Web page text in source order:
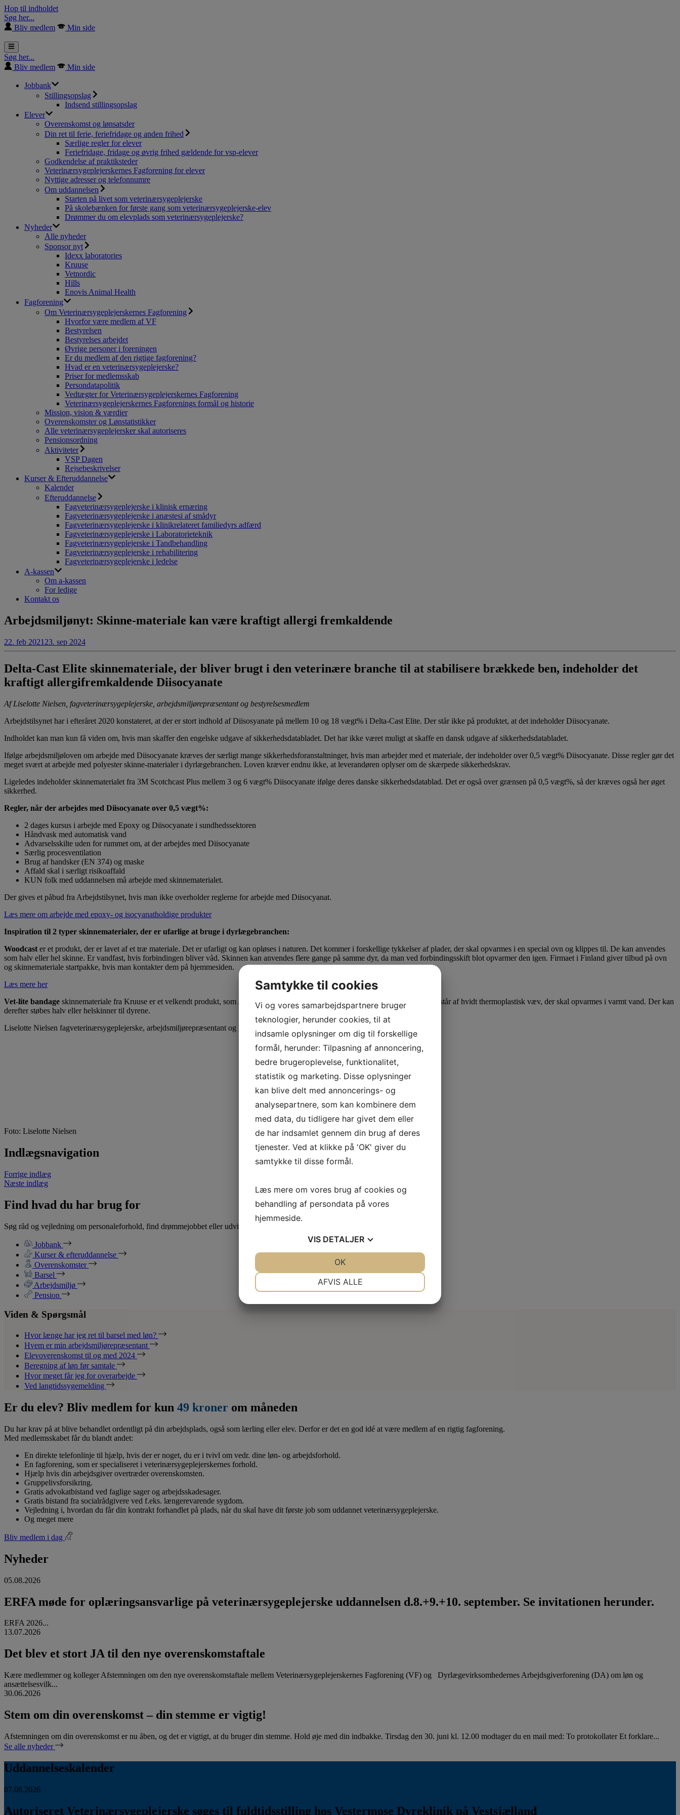
Hop til indholdet
Søg her...
Bliv medlem
Min side
Søg her...
Bliv medlem
Min side
Jobbank
Stillingsopslag
Indsend stillingsopslag
Elever
Overenskomst og lønsatsder
Din ret til ferie, feriefridage og anden frihed
Særlige regler for elever
Feriefridage, fridage og øvrig frihed gældende for vsp-elever
Godkendelse af praktiksteder
Veterinærsygeplejerskernes Fagforening for elever
Nyttige adresser og telefonnumre
Om uddannelsen
Starten på livet som veterinærsygeplejerske
På skolebænken for første gang som veterinærsygeplejerske-elev
Drømmer du om elevplads som veterinærsygeplejerske?
Nyheder
Alle nyheder
Sponsor nyt
Idexx laboratories
Kruuse
Vetnordic
Hills
Enovis Animal Health
Fagforening
Om Veterinærsygeplejerskernes Fagforening
Hvorfor være medlem af VF
Bestyrelsen
Bestyrelses arbejdet
Øvrige personer i foreningen
Er du medlem af den rigtige fagforening?
Hvad er en veterinærsygeplejerske?
Priser for medlemsskab
Persondatapolitik
Vedtægter for Veterinærsygeplejerskernes Fagforening
Veterinærsygeplejerskernes Fagforenings formål og historie
Mission, vision & værdier
Overenskomster og Lønstatistikker
Alle veterinærsygeplejersker skal autoriseres
Pensionsordning
Aktiviteter
VSP Dagen
Rejsebeskrivelser
Kurser & Efteruddannelse
Kalender
Efteruddannelse
Fagveterinærsygeplejerske i klinisk ernæring
Fagveterinærsygeplejerske i anæstesi af smådyr
Fagveterinærsygeplejerske i klinikrelateret familiedyrs adfærd
Fagveterinærsygeplejerske i Laboratorieteknik
Fagveterinærsygeplejerske i Tandbehandling
Fagveterinærsygeplejerske i rehabilitering
Fagveterinærsygeplejerske i ledelse
A-kassen
Om a-kassen
For ledige
Kontakt os
Arbejdsmiljønyt: Skinne-materiale kan være kraftigt allergi fremkaldende
22. feb 2021 23. sep 2024
Delta-Cast Elite skinnemateriale, der bliver brugt i den veterinære branche til at stabilisere brækkede ben, indeholder det
kraftigt allergifremkaldende Diisocyanate
Af Liselotte Nielsen, fagveterinærsygeplejerske, arbejdsmiljørepræsentant og bestyrelsesmedlem
Arbejdstilsynet har i efteråret 2020 konstateret, at der er stort indhold af Diisosyanate på mellem 10 og 18 vægt% i Delta-Cast Elite. Der står ikke på produktet, at det indeholder Diisocyanate.
Indholdet kan man kun få viden om, hvis man skaffer den engelske udgave af sikkerhedsdatabladet. Det har ikke været muligt at skaffe en dansk udgave af sikkerhedsdatabladet.
Ifølge arbejdsmiljøloven om arbejde med Diisocyanate kræves der særligt mange sikkerhedsforanstaltninger, hvis man arbejder med et materiale, der indeholder over 0,5 vægt% Diisocyanate. Disse regler gør det
meget svært at arbejde med polyester skinne-materialer i dyrlægebranchen. Loven kræver endnu ikke, at leverandøren oplyser om de skærpede sikkerhedskrav.
Ligeledes indeholder skinnematerialet fra 3M Scotchcast Plus mellem 3 og 6 vægt% Diisocyanate ifølge deres danske sikkerhedsdatablad. Det er også over grænsen på 0,5 vægt%, så der kræves også her øget
sikkerhed.
Regler, når der arbejdes med Diisocyanate over 0,5 vægt%:
2 dages kursus i arbejde med Epoxy og Diisocyanate i sundhedssektoren
Håndvask med automatisk vand
Advarselsskilte uden for rummet om, at der arbejdes med Diisocyanate
Særlig procesventilation
Brug af handsker (EN 374) og maske
Affald skal i særligt risikoaffald
KUN folk med uddannelsen må arbejde med skinnematerialet.
Der gives et påbud fra Arbejdstilsynet, hvis man ikke overholder reglerne for arbejde med Diisocyanat.
Læs mere om arbejde med epoxy- og isocyanatholdige produkter
Inspiration til 2 typer skinnematerialer, der er ufarlige at bruge i dyrlægebranchen:
Woodcast er et produkt, der er lavet af et træ materiale. Det er ufarligt og kan opløses i naturen. Det kommer i forskellige tykkelser af plader, der skal opvarmes i en special ovn og klippes til. De kan anvendes
som halv eller hel skinne. Er vandfast, hvis forbindingen bliver våd. Skinnen kan anvendes flere gange på samme dyr, da man ved forbindingsskift blot opvarmer den igen. Firmaet i Finland giver tilbud på ovn
og skinnemateriale startpakke, hvis man kontakter dem på hjemmesiden.
Læs mere her
Vet-lite bandage skinnemateriale fra Kruuse er et velkendt produkt, som Arbejdstilsynet kan godkende som ufarligt. Skinnematerialet består af hvidt thermoplastisk væv, der skal opvarmes i varmt vand. Der kan
derefter støbes halv eller helskinner til dyrene.
Liselotte Nielsen fagveterinærsygeplejerske, arbejdsmiljørepræsentant og bestyrelsesmedlem.
Foto: Liselotte Nielsen
Indlægsnavigation
Forrige indlæg
Næste indlæg
Find hvad du har brug for
Søg råd og vejledning om personaleforhold, find drømmejobbet eller udvid din viden med specialiserede kurser.
Jobbank
Kurser & efteruddannelse
Overenskomster
Barsel
Arbejdsmiljø
Pension
Viden & Spørgsmål
Hvor længe har jeg ret til barsel med løn?
Hvem er min arbejdsmiljørepræsentant
Elevoverenskomst til og med 2024
Beregning af løn før samtale
Hvor meget får jeg for overarbejde
Ved langtidssygemelding
Er du elev? Bliv medlem for kun 49 kroner om måneden
Du har krav på at blive behandlet ordentligt på din arbejdsplads, også som lærling eller elev. Derfor er det en god idé at være medlem af en rigtig fagforening.
Med medlemsskabet får du blandt andet:
En direkte telefonlinje til hjælp, hvis der er noget, du er i tvivl om vedr. dine løn- og arbejdsforhold.
En fagforening, som er specialiseret i veterinærsygeplejerskernes forhold.
Hjælp hvis din arbejdsgiver overtræder overenskomsten.
Gruppelivsforsikring.
Gratis advokatbistand ved faglige sager og arbejdsskadesager.
Gratis bistand fra socialrådgivere ved f.eks. længerevarende sygdom.
Vejledning i, hvordan du får din kontrakt forhandlet på plads, når du skal have dit første job som uddannet veterinærsygeplejerske.
Og meget mere
Bliv medlem i dag
Nyheder
05.08.2026
ERFA møde for oplæringsansvarlige på veterinærsygeplejerske uddannelsen d.8.+9.+10. september. Se invitationen herunder.
ERFA 2026...
13.07.2026
Det blev et stort JA til den nye overenskomstaftale
Kære medlemmer og kolleger Afstemningen om den nye overenskomstaftale mellem Veterinærsygeplejerskernes Fagforening (VF) og Dyrlægevirksomhedernes Arbejdsgiverforening (DA) om løn og
ansættelsesvilk...
30.06.2026
Stem om din overenskomst – din stemme er vigtig!
Afstemningen om din overenskomst er nu åben, og det er vigtigt, at du bruger din stemme. Hold øje med din indbakke. Tirsdag den 30. juni kl. 12.00 modtager du en mail med: To protokollater Et forklare...
Se alle nyheder
Uddannelseskalender
07.08.2026
Autoriseret Veterinærsygeplejerske søges til fuldtidsstilling hos Vestermose Dyreklinik på Vestsjælland
Samtykke til cookies
Vi og vores samarbejdspartnere bruger
teknologier, herunder cookies, til at
indsamle oplysninger om dig til forskellige
formål, herunder: Tilpasning af annoncering,
bedre brugeroplevelse, funktionalitet,
statistik og marketing. Disse oplysninger
kan blive delt med annoncerings- og
analysepartnere, som kan kombinere dem
med data, du tidligere har givet dem eller
de har indsamlet gennem din brug af deres
tjenester. Ved at klikke på 'OK' giver du
samtykke til disse formål.
Læs mere om vores brug af cookies og
behandling af persondata på vores
hjemmeside.
VIS DETALJER
AFVIS ALLE
OK